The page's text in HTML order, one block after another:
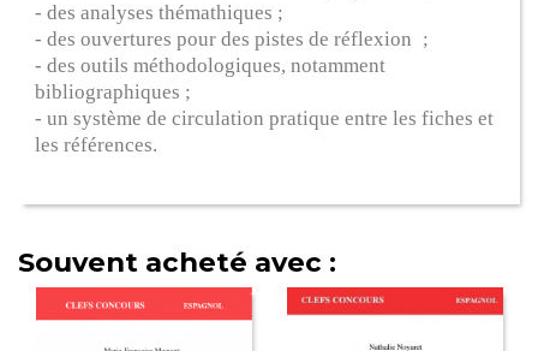
- des analyses thémathiques ;
- des ouvertures pour des pistes de réflexion ;
- des outils méthodologiques, notamment
bibliographiques ;
- un système de circulation pratique entre les fiches et
les références.
Souvent acheté avec :